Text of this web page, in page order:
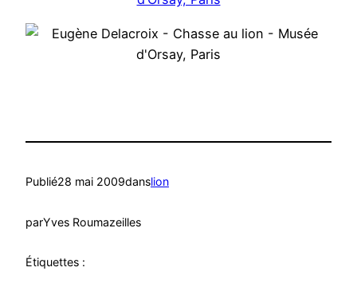
Publié28 mai 2009danslion
parYves Roumazeilles
Étiquettes :